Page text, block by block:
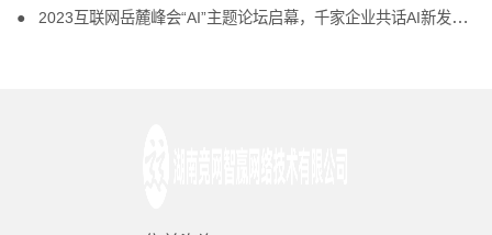
2023互联网岳麓峰会“AI”主题论坛启幕，千家企业共话AI新发展 产业新机遇